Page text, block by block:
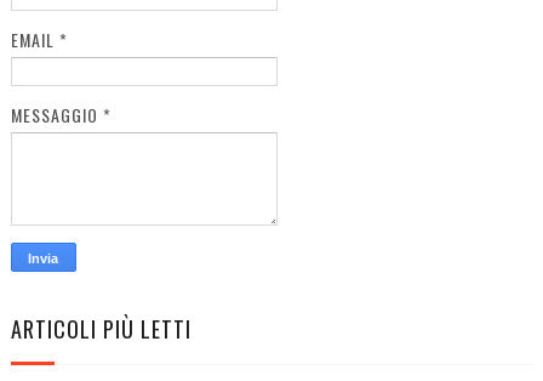
EMAIL *
MESSAGGIO *
ARTICOLI PIÙ LETTI